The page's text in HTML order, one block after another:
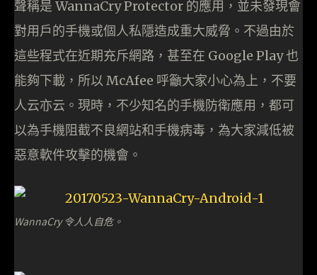
聲稱是 WannaCry Protector 的應用，並未發現會
對用戶的手機或個人私隱造成重大威脅。不過由於
這些程式在近期充斥網路，甚至在 Google Play 也
能夠下載，所以 McAfee 呼籲大家小心為上，不要
人云亦云。現時，不少知名的手機防衛應用，都可
以為手機阻截不良網站和手機病毒，為大家減低被
惡意軟件攻擊的機會。
WannaCry 令人人自危。